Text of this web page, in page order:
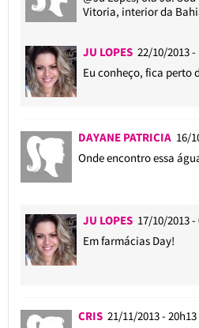
Vitoria, interior da
JU LOPES 22/10/2013 -
Eu conheço, fica perto
DAYANE PATRICIA 16/
Onde encontro essa
JU LOPES 17/10/2013 -
Em farmácias Day!
CRIS 21/11/2013 - 20h13